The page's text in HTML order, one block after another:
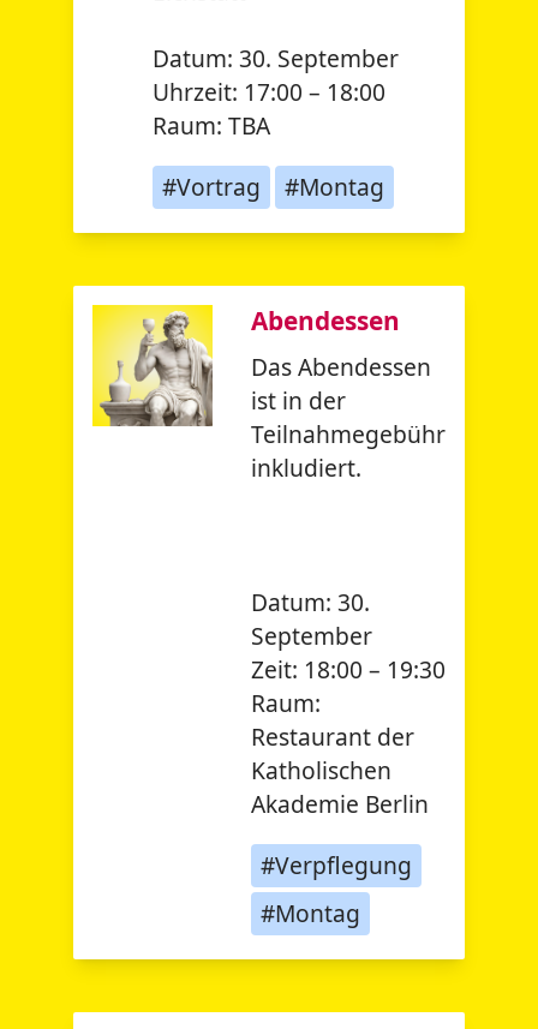
Datum: 30. September
Uhrzeit: 17:00 – 18:00
Raum: TBA
#Vortrag
#Montag
Abendessen
Das Abendessen
ist in der
Teilnahmegebühr
inkludiert.
Datum: 30.
September
Zeit: 18:00 – 19:30
Raum:
Restaurant der
Katholischen
Akademie Berlin
#Verpflegung
#Montag